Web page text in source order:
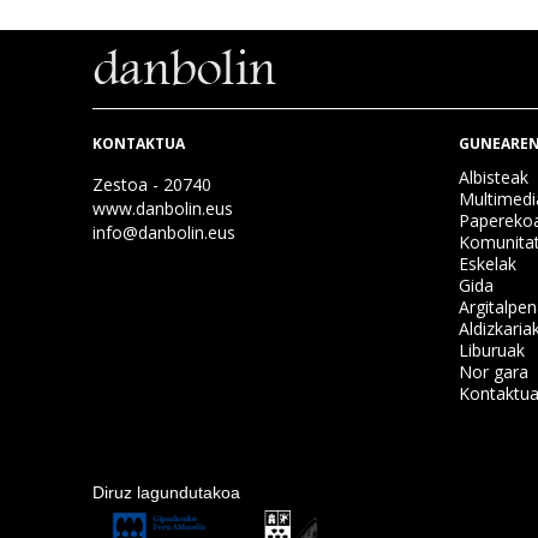
KONTAKTUA
Zestoa - 20740
www.danbolin.eus
info@danbolin.eus
Albisteak
Eskelak
Gida
Liburuak
Nor gara
Kontaktua
Diruz lagundutakoa